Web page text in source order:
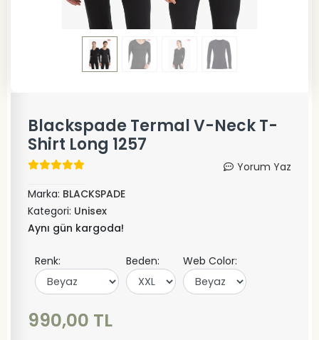
Blackspade Termal V-Neck T-
Shirt Long 1257
Yorum Yaz
Marka: BLACKSPADE
Kategori: Unisex
Aynı gün kargoda!
Renk: Beden: Web Color:
990,00 TL